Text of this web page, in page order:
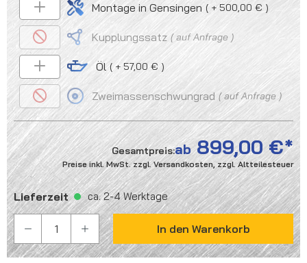
Gesamtpreis:ab 899,00 €
Preise inkl. MwSt. zzgl. Versandkosten, zzgl. Altteilesteuer
Lieferzeit ca. 2-4 Werktage
Montage in Gensingen + 500,00 €
Kupplungssatz auf Anfrage
Öl + 57,00 €
Zweimassenschwungrad auf Anfrage
PRODUKT ANZAHL: GIB DEN GEWÜNSCHTEN
In den Warenkorb